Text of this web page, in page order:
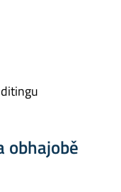
obhajobě